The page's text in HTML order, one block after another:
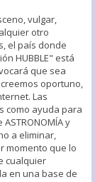
vulgar,
otro
el país donde
HUBBLE" está
que sea
oportuno,
Las
como ayuda para
y
a eliminar,
momento que lo
cualquier
en una base de